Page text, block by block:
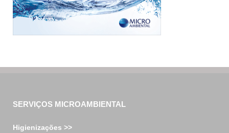
SERVIÇOS MICROAMBIENTAL
Higienizações >>